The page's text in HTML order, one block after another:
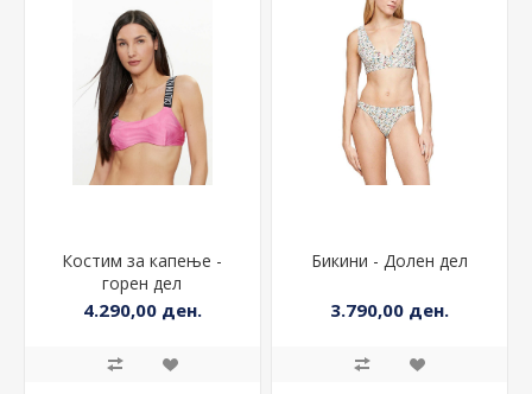
Костим за капење -
горен дел
4.290,00 ден.
Бикини - Долен дел
3.790,00 ден.